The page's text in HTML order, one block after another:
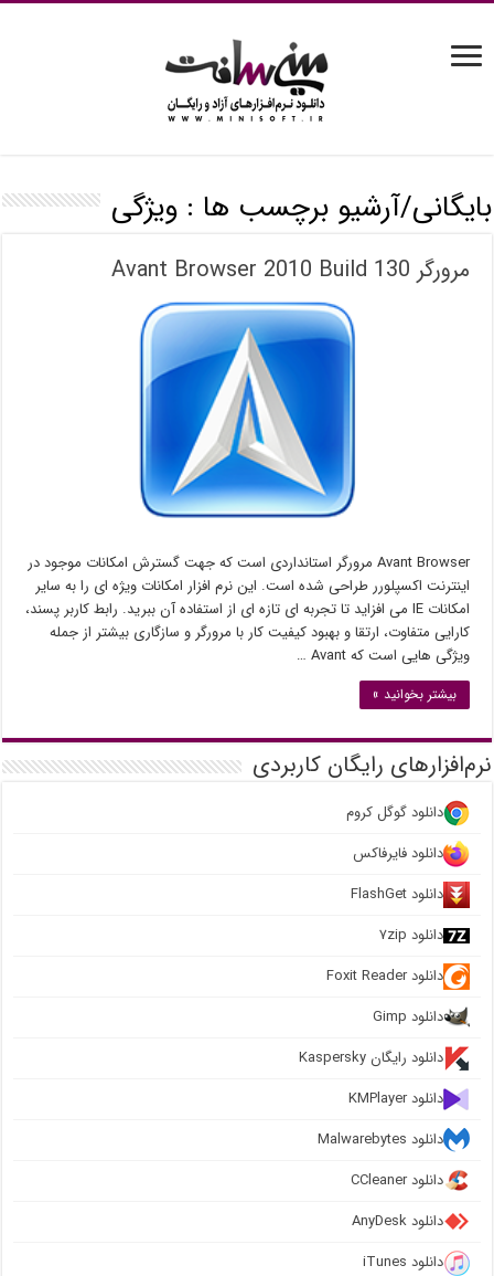
بایگانی/آرشیو برچسب ها :ویژگی
مرورگر Avant Browser 2010 Build 130
Avant Browser مرورگر استانداردی است که جهت گسترش امکانات موجود در
اینترنت اکسپلورر طراحی شده است. این نرم افزار امکانات ویژه ای را به سایر
امکانات IE می افزاید تا تجربه ای تازه ای از استفاده آن ببرید. رابط کاربر پسند،
کارایی متفاوت، ارتقا و بهبود کیفیت کار با مرورگر و سازگاری بیشتر از جمله
ویژگی هایی است که Avant …
بیشتر بخوانید »
نرم‌افزارهای رایگان کاربردی
دانلود گوگل کروم
دانلود فایرفاکس
دانلود FlashGet
دانلود ۷zip
دانلود Foxit Reader
دانلود Gimp
دانلود رایگان Kaspersky
دانلود KMPlayer
دانلود Malwarebytes
دانلود CCleaner
دانلود AnyDesk
دانلود iTunes